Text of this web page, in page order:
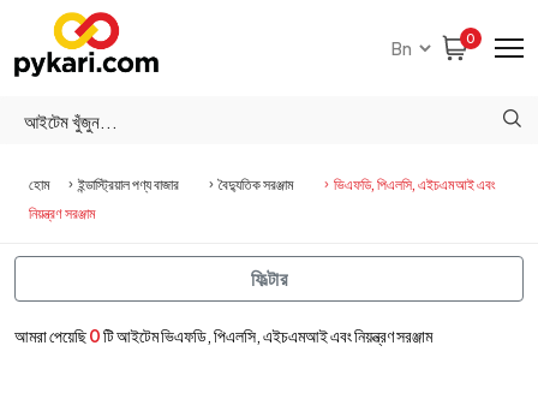
0
হোম ইন্ডাস্ট্রিয়াল পণ্য বাজার বৈদ্যুতিক সরঞ্জাম
ভিএফডি, পিএলসি, এইচএমআই এবং
নিয়ন্ত্রণ সরঞ্জাম
আমরা পেয়েছি0টি আইটেম ভিএফডি, পিএলসি, এইচএমআই এবং নিয়ন্ত্রণ সরঞ্জাম
ফিল্টার